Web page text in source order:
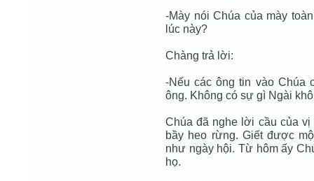
-Mày nói Chúa của mày
lúc này?
Chàng trả lời:
-Nếu các ông tin vào Chúa
ông. Không có sự gì Ngài
Chúa đã nghe lời cầu của
bầy heo rừng. Giết được
như ngày hội. Từ hôm ấy
họ.